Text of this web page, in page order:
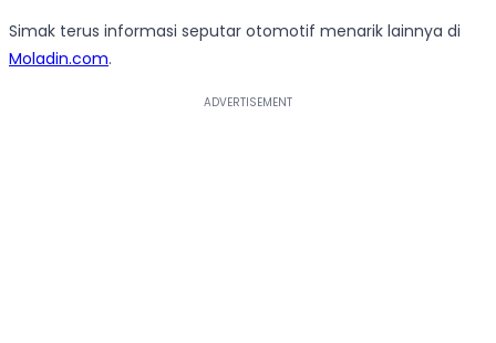
Simak terus informasi seputar otomotif menarik lainnya di
Moladin.com.